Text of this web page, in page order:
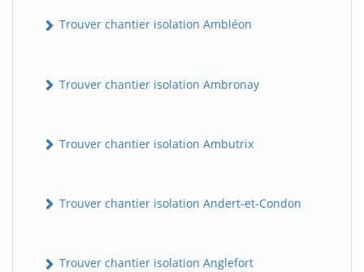
Trouver chantier isolation Ambléon
Trouver chantier isolation Ambronay
Trouver chantier isolation Ambutrix
Trouver chantier isolation Andert-et-Condon
Trouver chantier isolation Anglefort